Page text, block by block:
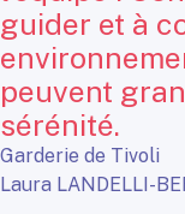
guider et à
peuvent
sérénité.
Garderie de Tivoli
Laura LANDELLI-